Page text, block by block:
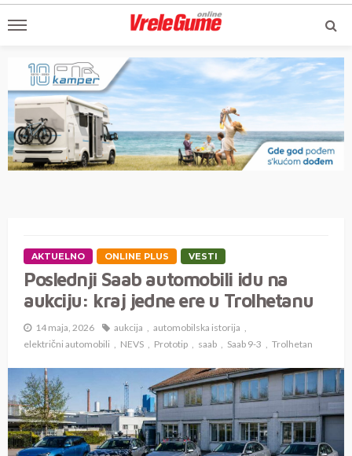
AKTUELNO ONLINE PLUS VESTI
Poslednji Saab automobili idu na
aukciju: kraj jedne ere u Trolhetanu
14 maja, 2026 aukcija
automobilska istorija
električni automobili
NEVS Prototip saab Saab 9-3 Trolhetan